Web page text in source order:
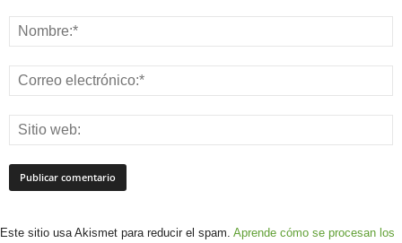
Este sitio usa Akismet para reducir el spam. Aprende cómo se procesan los